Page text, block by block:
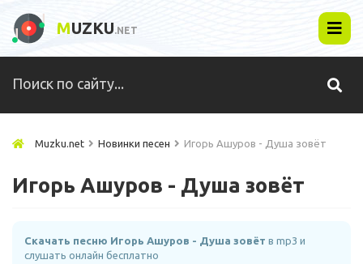
MUZKU.NET
Muzku.net Новинки песен Игорь Ашуров - Душа зовёт
Игорь Ашуров - Душа зовёт
Скачать песню Игорь Ашуров - Душа зовёт в mp3 и
слушать онлайн бесплатно